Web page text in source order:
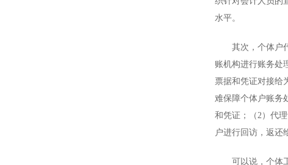
水平。
其次，个体户代
账机构进行账务处
票据和凭证对接给
难保障个体户账务
和凭证；（2）代
户进行回访，返还
可以说，个体工